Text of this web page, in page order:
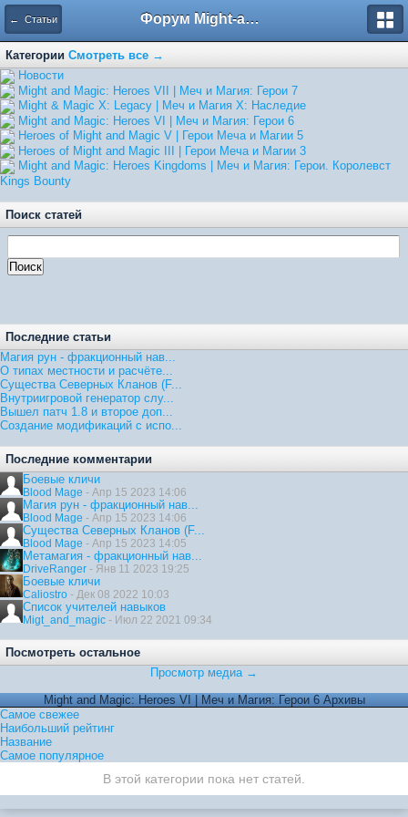
← Статьи Форум Might-and-Magic.ru
Категории Смотреть все →
Hовости
Might and Magic: Heroes VII | Меч и Магия: Герои 7
Might & Magic X: Legacy | Меч и Магия X: Наследие
Might and Magic: Heroes VI | Меч и Магия: Герои 6
Heroes of Might and Magic V | Герои Меча и Магии 5
Heroes of Might and Magic III | Герои Меча и Магии 3
Might and Magic: Heroes Kingdoms | Меч и Магия: Герои. Королевст
Kings Bounty
Поиск статей
Последние статьи
Магия рун - фракционный нав...
О типах местности и расчёте...
Существа Северных Кланов (F...
Внутриигровой генератор слу...
Вышел патч 1.8 и второе доп...
Создание модификаций с испо...
Последние комментарии
Боевые кличи
Blood Mage - Апр 15 2023 14:06
Магия рун - фракционный нав...
Blood Mage - Апр 15 2023 14:06
Существа Северных Кланов (F...
Blood Mage - Апр 15 2023 14:05
Метамагия - фракционный нав...
DriveRanger - Янв 11 2023 19:25
Боевые кличи
Caliostro - Дек 08 2022 10:03
Список учителей навыков
Migt_and_magic - Июл 22 2021 09:34
Посмотреть остальное
Просмотр медиа →
Might and Magic: Heroes VI | Меч и Магия: Герои 6 Архивы
Самое свежее
Наибольший рейтинг
Название
Самое популярное
В этой категории пока нет статей.